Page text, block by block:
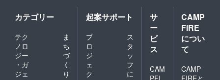
サービ
スを利
用する
には料
金が発
生いた
カテゴリー
テク
ノロ
ジー
・ガ
ジェ
ま
ち
づ
く
り
起案サポート
プ
ロ
ジ
ェ
ク
ス
タ
ッ
フ
に
サ
ー
ビ
ス
CAM
CAMP
FIRE
につい
て
CAMP